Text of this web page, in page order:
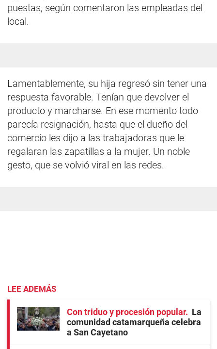
puestas, según comentaron las empleadas del
local.
Lamentablemente, su hija regresó sin tener una
respuesta favorable. Tenían que devolver el
producto y marcharse. En ese momento todo
parecía resignación, hasta que el dueño del
comercio les dijo a las trabajadoras que le
regalaran las zapatillas a la mujer. Un noble
gesto, que se volvió viral en las redes.
LEE ADEMÁS
Con triduo y procesión popular
La
comunidad catamarqueña celebra
a San Cayetano